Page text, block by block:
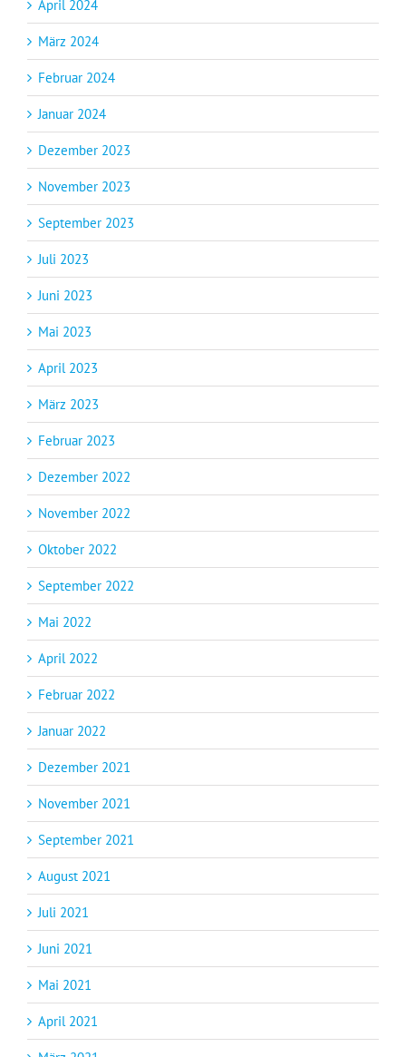
April 2024
März 2024
Februar 2024
Januar 2024
Dezember 2023
November 2023
September 2023
Juli 2023
Juni 2023
Mai 2023
April 2023
März 2023
Februar 2023
Dezember 2022
November 2022
Oktober 2022
September 2022
Mai 2022
April 2022
Februar 2022
Januar 2022
Dezember 2021
November 2021
September 2021
August 2021
Juli 2021
Juni 2021
Mai 2021
April 2021